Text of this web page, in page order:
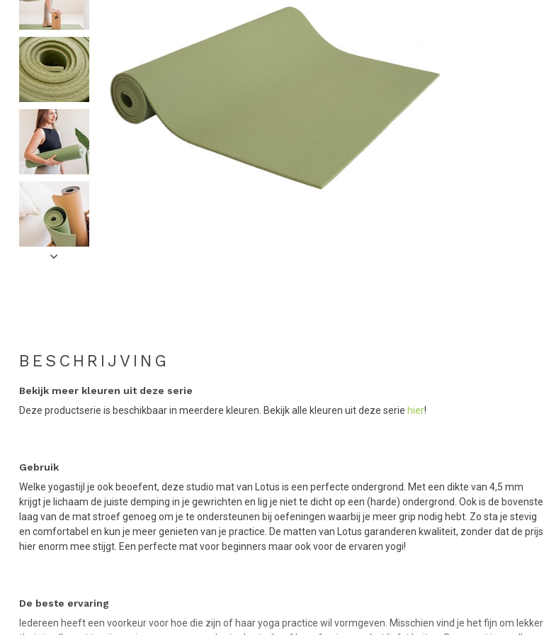
BESCHRIJVING
Bekijk meer kleuren uit deze serie
Deze productserie is beschikbaar in meerdere kleuren. Bekijk alle kleuren uit deze serie hier!
Gebruik
Welke yogastijl je ook beoefent, deze studio mat van Lotus is een perfecte ondergrond. Met een dikte van 4,5 mm
krijgt je lichaam de juiste demping in je gewrichten en lig je niet te dicht op een (harde) ondergrond. Ook is de bovenste
laag van de mat stroef genoeg om je te ondersteunen bij oefeningen waarbij je meer grip nodig hebt. Zo sta je stevig
en comfortabel en kun je meer genieten van je practice. De matten van Lotus garanderen kwaliteit, zonder dat de prijs
hier enorm mee stijgt. Een perfecte mat voor beginners maar ook voor de ervaren yogi!
De beste ervaring
Iedereen heeft een voorkeur voor hoe die zijn of haar yoga practice wil vormgeven. Misschien vind je het fijn om lekker